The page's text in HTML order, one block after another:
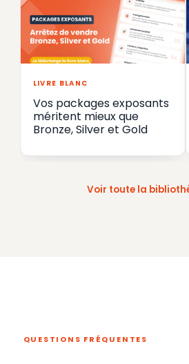
LIVRE BLANC
Vos packages exposants
méritent mieux que
Bronze, Silver et Gold
Voir toute la
QUESTIONS FRÉQUENTES